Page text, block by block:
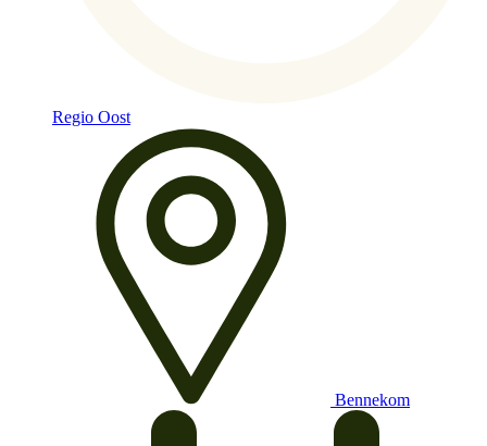
Regio Oost
Bennekom